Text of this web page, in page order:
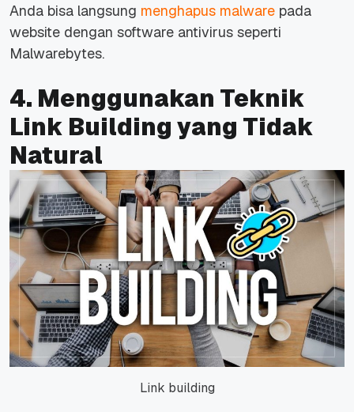
Anda bisa langsung menghapus malware pada
website dengan software antivirus seperti
Malwarebytes.
4. Menggunakan Teknik
Link Building yang Tidak
Natural
Link building